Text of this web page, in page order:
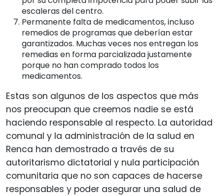
escaleras del centro.
Permanente falta de medicamentos, incluso
remedios de programas que deberían estar
garantizados. Muchas veces nos entregan los
remedias en forma parcializada justamente
porque no han comprado todos los
medicamentos.
Estas son algunos de los aspectos que más
nos preocupan que creemos nadie se está
haciendo responsable al respecto. La autoridad
comunal y la administración de la salud en
Renca han demostrado a través de su
autoritarismo dictatorial y nula participación
comunitaria que no son capaces de hacerse
responsables y poder asegurar una salud de